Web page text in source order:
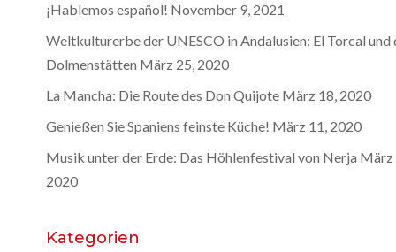
¡Hablemos español! November 9, 2021
Weltkulturerbe der UNESCO in Andalusien: El Torcal und
Dolmenstätten März 25, 2020
La Mancha: Die Route des Don Quijote März 18, 2020
Genießen Sie Spaniens feinste Küche! März 11, 2020
Musik unter der Erde: Das Höhlenfestival von Nerja März
2020
Kategorien